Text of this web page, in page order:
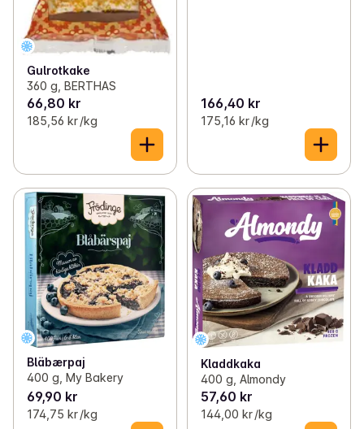
Gulrotkake
360 g, BERTHAS
66,80 kr
185,56 kr /kg
166,40 kr
175,16 kr /kg
Bläbærpaj
400 g, My Bakery
69,90 kr
174,75 kr /kg
Kladdkaka
400 g, Almondy
57,60 kr
144,00 kr /kg